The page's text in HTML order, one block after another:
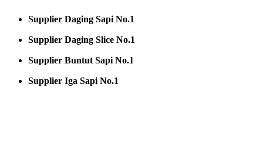
Supplier Daging Sapi No.1
Supplier Daging Slice No.1
Supplier Buntut Sapi No.1
Supplier Iga Sapi No.1